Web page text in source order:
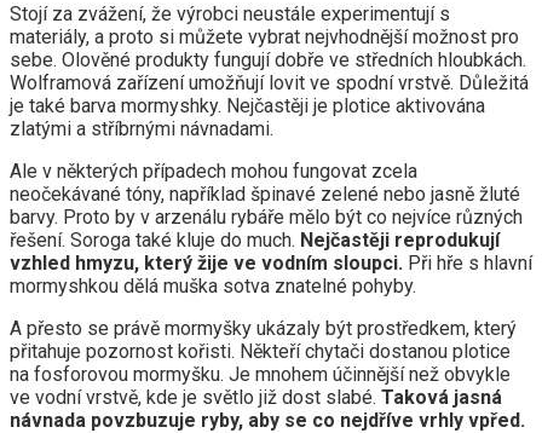
Stojí za zvážení, že výrobci neustále experimentují s
materiály, a proto si můžete vybrat nejvhodnější možnost pro
sebe. Olověné produkty fungují dobře ve středních hloubkách.
Wolframová zařízení umožňují lovit ve spodní vrstvě. Důležitá
je také barva mormyshky. Nejčastěji je plotice aktivována
zlatými a stříbrnými návnadami.
Ale v některých případech mohou fungovat zcela
neočekávané tóny, například špinavé zelené nebo jasně žluté
barvy. Proto by v arzenálu rybáře mělo být co nejvíce různých
řešení. Soroga také kluje do much. Nejčastěji reprodukují
vzhled hmyzu, který žije ve vodním sloupci. Při hře s hlavní
mormyshkou dělá muška sotva znatelné pohyby.
A přesto se právě mormyšky ukázaly být prostředkem, který
přitahuje pozornost kořisti. Někteří chytači dostanou plotice
na fosforovou mormyšku. Je mnohem účinnější než obvykle
ve vodní vrstvě, kde je světlo již dost slabé. Taková jasná
návnada povzbuzuje ryby, aby se co nejdříve vrhly vpřed.